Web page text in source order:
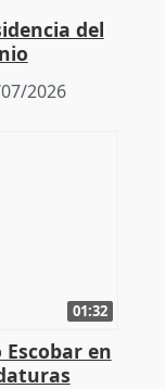
del
2026
01:32
en